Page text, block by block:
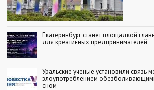
Екатеринбург станет площадкой
для креативных предпринимателей
Уральские ученые установили связь
злоупотреблением
сном